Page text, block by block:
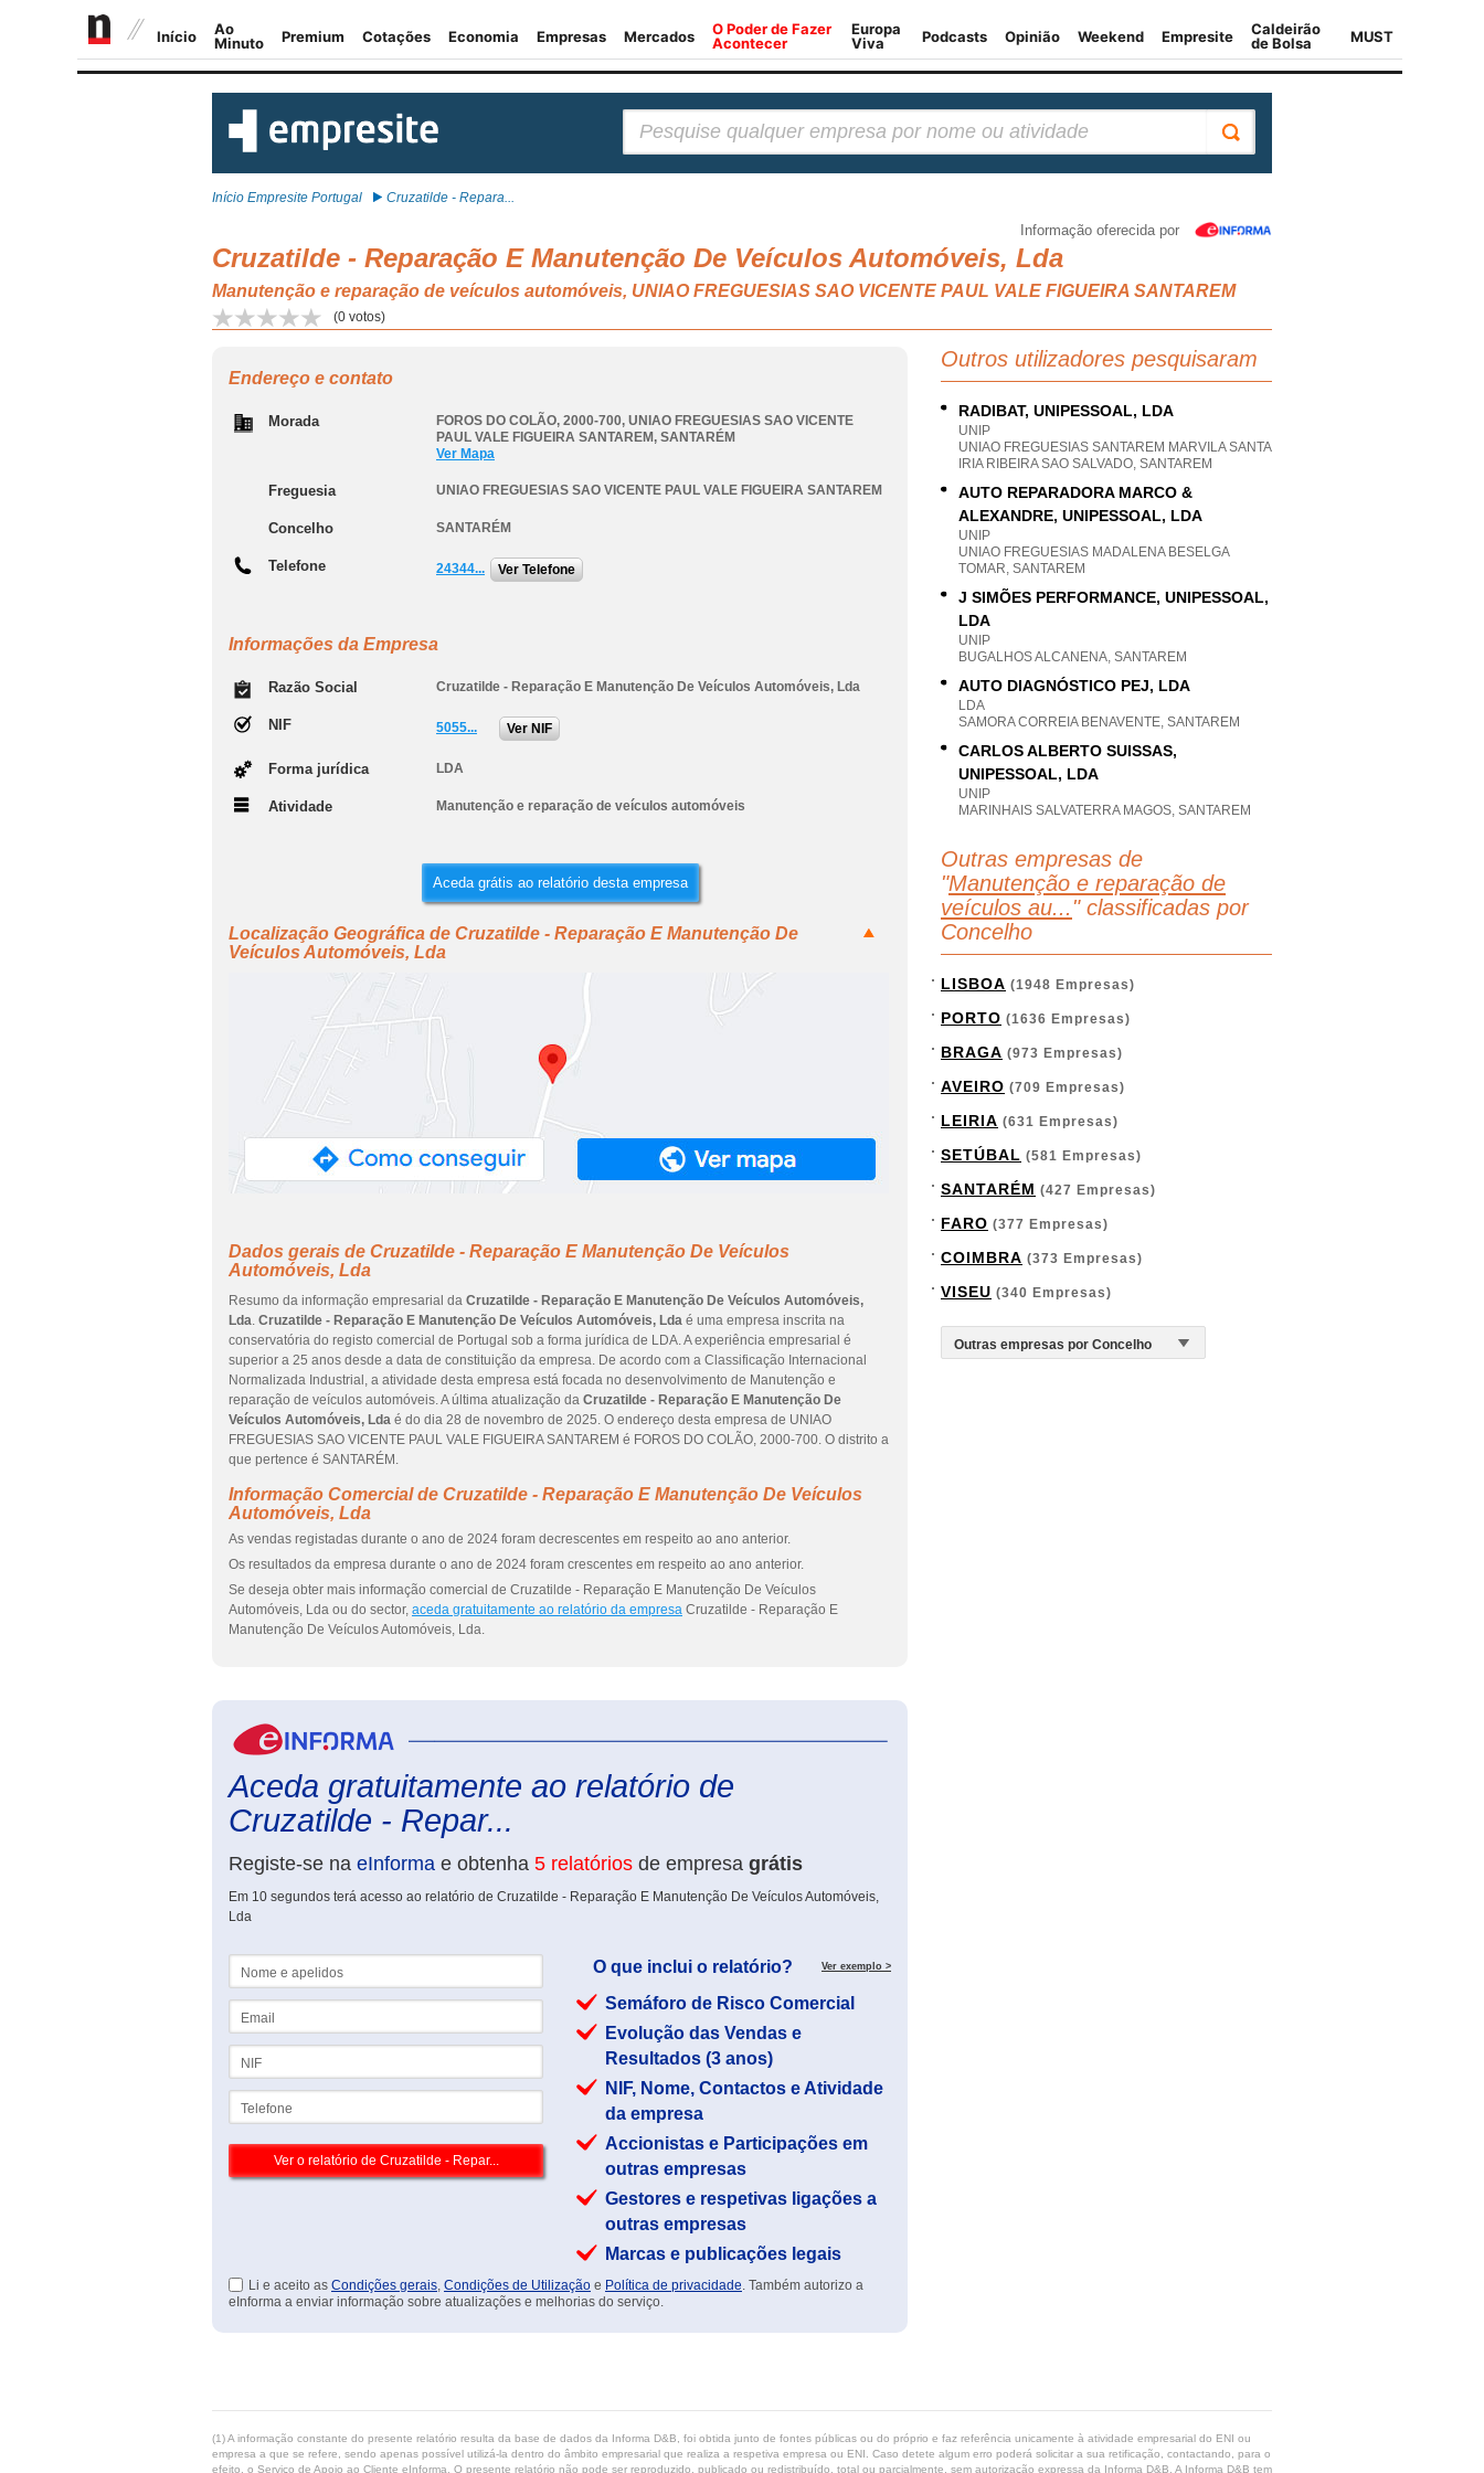
Início Empresite Portugal Cruzatilde - Repara...
Informação oferecida por
Cruzatilde - Reparação E Manutenção De Veículos Automóveis, Lda
Manutenção e reparação de veículos automóveis, UNIAO FREGUESIAS SAO VICENTE PAUL VALE FIGUEIRA SANTAREM
(0 votos)
Endereço e contato
Morada FOROS DO COLÃO, 2000-700, UNIAO FREGUESIAS SAO VICENTE
PAUL VALE FIGUEIRA SANTAREM , SANTARÉM
Ver Mapa
Freguesia UNIAO FREGUESIAS SAO VICENTE PAUL VALE FIGUEIRA SANTAREM
Concelho SANTARÉM
Telefone 24344... Ver Telefone
Informações da Empresa
Razão Social Cruzatilde - Reparação E Manutenção De Veículos Automóveis, Lda
NIF 5055... Ver NIF
Forma jurídica LDA
Atividade Manutenção e reparação de veículos automóveis
Aceda grátis ao relatório desta empresa
Localização Geográfica de Cruzatilde - Reparação E Manutenção De
Veículos Automóveis, Lda
Dados gerais de Cruzatilde - Reparação E Manutenção De Veículos
Automóveis, Lda
Resumo da informação empresarial da Cruzatilde - Reparação E Manutenção De Veículos Automóveis,
Lda. Cruzatilde - Reparação E Manutenção De Veículos Automóveis, Lda é uma empresa inscrita na
conservatória do registo comercial de Portugal sob a forma jurídica de LDA. A experiência empresarial é
superior a 25 anos desde a data de constituição da empresa. De acordo com a Classificação Internacional
Normalizada Industrial, a atividade desta empresa está focada no desenvolvimento de Manutenção e
reparação de veículos automóveis. A última atualização da Cruzatilde - Reparação E Manutenção De
Veículos Automóveis, Lda é do dia 28 de novembro de 2025. O endereço desta empresa de UNIAO
FREGUESIAS SAO VICENTE PAUL VALE FIGUEIRA SANTAREM é FOROS DO COLÃO, 2000-700. O distrito a
que pertence é SANTARÉM.
Informação Comercial de Cruzatilde - Reparação E Manutenção De Veículos
Automóveis, Lda
As vendas registadas durante o ano de 2024 foram decrescentes em respeito ao ano anterior.
Os resultados da empresa durante o ano de 2024 foram crescentes em respeito ao ano anterior.
Se deseja obter mais informação comercial de Cruzatilde - Reparação E Manutenção De Veículos
Automóveis, Lda ou do sector, aceda gratuitamente ao relatório da empresa Cruzatilde - Reparação E
Manutenção De Veículos Automóveis, Lda.
Aceda gratuitamente ao relatório de
Cruzatilde - Repar...
Registe-se na eInforma e obtenha 5 relatórios de empresa grátis
Em 10 segundos terá acesso ao relatório de Cruzatilde - Reparação E Manutenção De Veículos Automóveis,
Lda
O que inclui o relatório? Ver exemplo >
Semáforo de Risco Comercial
Evolução das Vendas e
Resultados (3 anos)
NIF, Nome, Contactos e Atividade
da empresa
Accionistas e Participações em
outras empresas
Gestores e respetivas ligações a
outras empresas
Marcas e publicações legais
Li e aceito as Condições gerais, Condições de Utilização e Política de privacidade. Também autorizo a
eInforma a enviar informação sobre atualizações e melhorias do serviço.
Outros utilizadores pesquisaram
RADIBAT, UNIPESSOAL, LDA
UNIP
UNIAO FREGUESIAS SANTAREM MARVILA SANTA
IRIA RIBEIRA SAO SALVADO, SANTAREM
AUTO REPARADORA MARCO &
ALEXANDRE, UNIPESSOAL, LDA
UNIP
UNIAO FREGUESIAS MADALENA BESELGA
TOMAR, SANTAREM
J SIMÕES PERFORMANCE, UNIPESSOAL,
LDA
UNIP
BUGALHOS ALCANENA, SANTAREM
AUTO DIAGNÓSTICO PEJ, LDA
LDA
SAMORA CORREIA BENAVENTE, SANTAREM
CARLOS ALBERTO SUISSAS,
UNIPESSOAL, LDA
UNIP
MARINHAIS SALVATERRA MAGOS, SANTAREM
Outras empresas de
"Manutenção e reparação de
veículos au... " classificadas por
Concelho
LISBOA (1948 Empresas)
PORTO (1636 Empresas)
BRAGA (973 Empresas)
AVEIRO (709 Empresas)
LEIRIA (631 Empresas)
SETÚBAL (581 Empresas)
SANTARÉM (427 Empresas)
FARO (377 Empresas)
COIMBRA (373 Empresas)
VISEU (340 Empresas)
(1) A informação constante do presente relatório resulta da base de dados da Informa D&B, foi obtida junto de fontes públicas ou do próprio e faz referência unicamente à atividade empresarial do ENI ou
empresa a que se refere, sendo apenas possível utilizá-la dentro do âmbito empresarial que realiza a respetiva empresa ou ENI. Caso detete algum erro poderá solicitar a sua retificação, contactando, para o
efeito, o Serviço de Apoio ao Cliente eInforma. O presente relatório não pode ser reproduzido, publicado ou redistribuído, total ou parcialmente, sem autorização expressa da Informa D&B. A Informa D&B tem